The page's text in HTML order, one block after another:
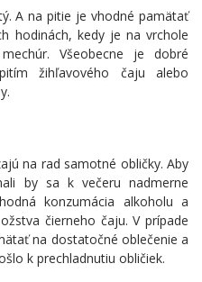
A na pitie je vhodné pamätať
hodinách, kedy je na vrchole
Všeobecne je dobré
žihľavového čaju alebo
na rad samotné obličky. Aby
by sa k večeru nadmerne
konzumácia alkoholu a
čierneho čaju. V prípade
na dostatočné oblečenie a
k prechladnutiu obličiek.